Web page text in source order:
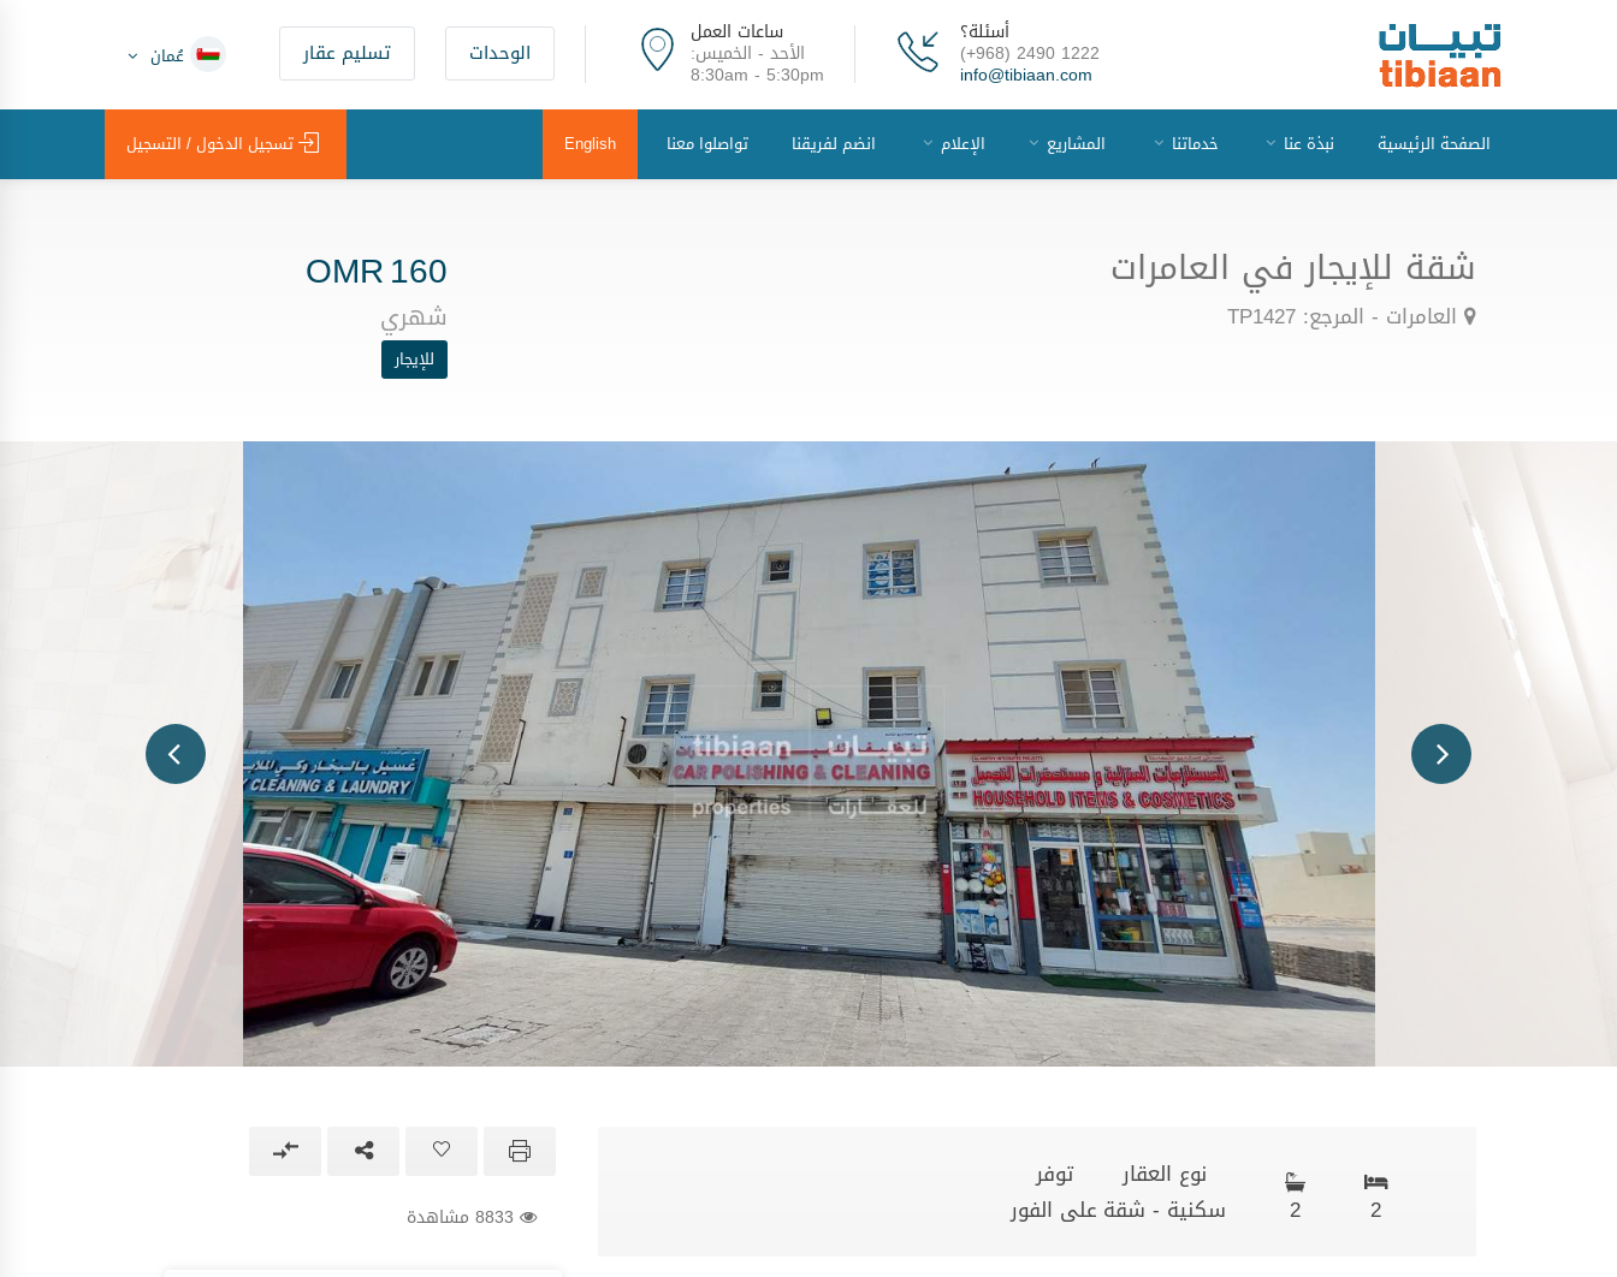
أسئلة؟
(+968) 2490 1222
info@tibiaan.com
ساعات العمل
الأحد - الخميس:
8:30am - 5:30pm
الوحدات تسليم عقار عُمان
الصفحة الرئيسية نبذة عنا خدماتنا المشاريع الإعلام انضم لفريقنا تواصلوا معنا تسجيل الدخول / التسجيل English
شقة للإيجار في العامرات
العامرات - المرجع: TP1427
160
OMR
شهري
للإيجار
2
2
نوع العقار
سكنية - شقة
توفر
على الفور